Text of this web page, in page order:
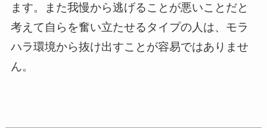
ます。また我慢から逃げることが悪いことだと
考えて自らを奮い立たせるタイプの人は、モラ
ハラ環境から抜け出すことが容易ではありませ
ん。